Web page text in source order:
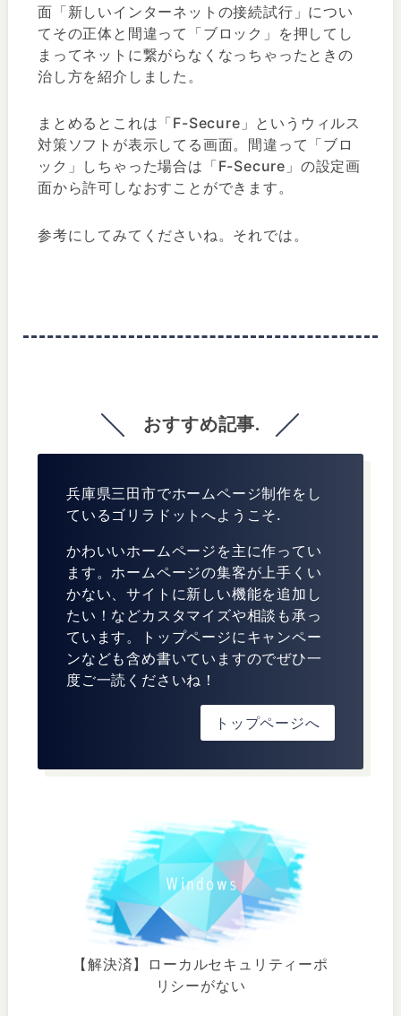
面「新しいインターネットの接続試行」につい
てその正体と間違って「ブロック」を押してし
まってネットに繋がらなくなっちゃったときの
治し方を紹介しました。
まとめるとこれは「F-Secure」というウィルス
対策ソフトが表示してる画面。間違って「ブロ
ック」しちゃった場合は「F-Secure」の設定画
面から許可しなおすことができます。
参考にしてみてくださいね。それでは。
おすすめ記事.
兵庫県三田市でホームページ制作をし
ているゴリラドットへようこそ.
かわいいホームページを主に作ってい
ます。ホームページの集客が上手くい
かない、サイトに新しい機能を追加し
たい！などカスタマイズや相談も承っ
ています。トップページにキャンペー
ンなども含め書いていますのでぜひ一
度ご一読くださいね！
トップページへ
【解決済】ローカルセキュリティーポ
リシーがない